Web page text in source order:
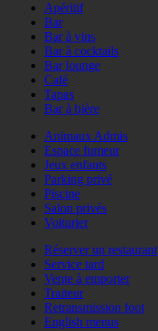
Apéritif
Bar
Bar à vins
Bar à cocktails
Bar lounge
Café
Tapas
Bar à bière
Animaux Admis
Espace fumeur
Jeux enfants
Parking privé
Piscine
Salon privés
Voiturier
Réserver un restaurant
Service tard
Vente à emporter
Traiteur
Retransmission foot
English menus